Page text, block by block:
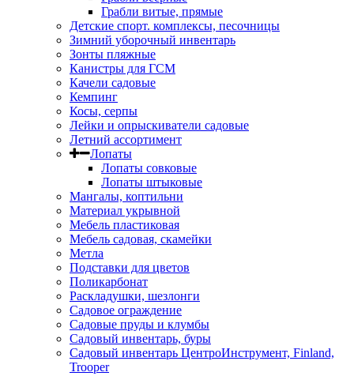
Грабли витые, прямые
Детские спорт. комплексы, песочницы
Зимний уборочный инвентарь
Зонты пляжные
Канистры для ГСМ
Качели садовые
Кемпинг
Косы, серпы
Лейки и опрыскиватели садовые
Летний ассортимент
Лопаты
Лопаты совковые
Лопаты штыковые
Мангалы, коптильни
Материал укрывной
Мебель пластиковая
Мебель садовая, скамейки
Метла
Подставки для цветов
Поликарбонат
Раскладушки, шезлонги
Садовое ограждение
Садовые пруды и клумбы
Садовый инвентарь, буры
Садовый инвентарь ЦентроИнструмент, Finland,
Trooper